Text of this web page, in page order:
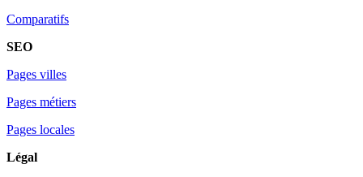
Comparatifs
SEO
Pages villes
Pages métiers
Pages locales
Légal